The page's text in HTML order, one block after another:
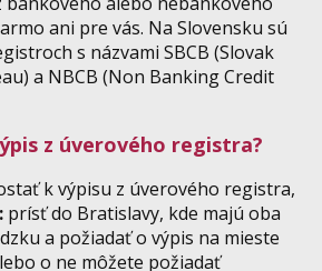
ani pre vás. Na Slovensku sú
s názvami SBCB (Slovak
a NBCB (Non Banking Credit
z úverového registra?
k výpisu z úverového registra,
prísť do Bratislavy, kde majú oba
a požiadať o výpis na mieste
o ne môžete požiadať